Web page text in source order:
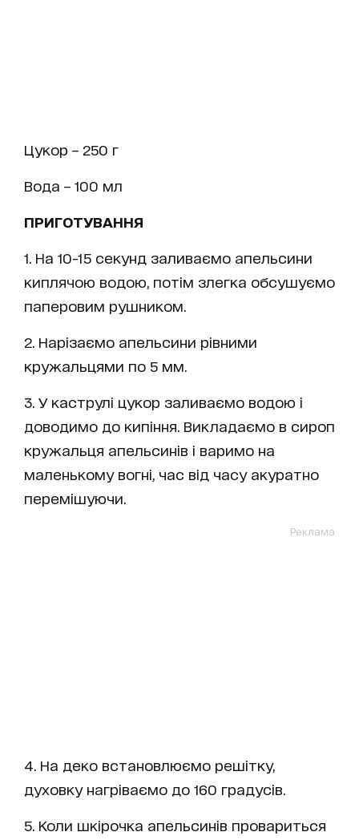
Цукор – 250 г
Вода – 100 мл
ПРИГОТУВАННЯ
1. На 10-15 секунд заливаємо апельсини
киплячою водою, потім злегка обсушуємо
паперовим рушником.
2. Нарізаємо апельсини рівними
кружальцями по 5 мм.
3. У каструлі цукор заливаємо водою і
доводимо до кипіння. Викладаємо в сироп
кружальця апельсинів і варимо на
маленькому вогні, час від часу акуратно
перемішуючи.
Реклама
4. На деко встановлюємо решітку,
духовку нагріваємо до 160 градусів.
5. Коли шкірочка апельсинів провариться